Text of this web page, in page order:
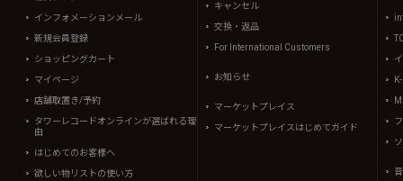
インフォメーションメール
新規会員登録
ショッピングカート
マイページ
店舗取置き/予約
タワーレコードオンラインが選ばれる理
由
はじめてのお客様へ
欲しい物リストの使い方
キャンセル
交換・返品
For International Customers
お知らせ
マーケットプレイス
マーケットプレイスはじめてガイド